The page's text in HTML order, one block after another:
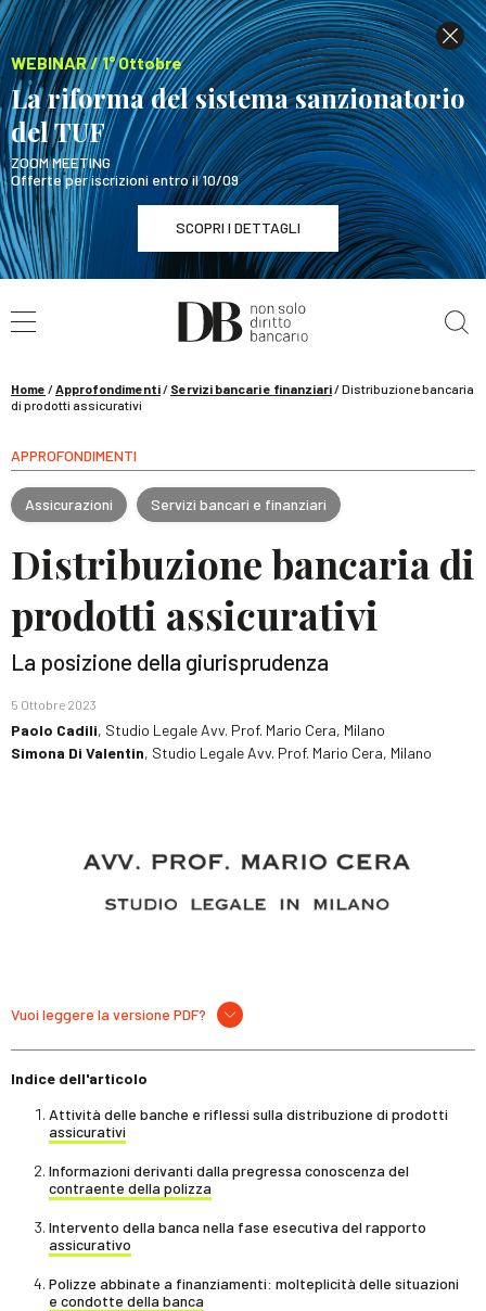
WEBINAR / 1° Ottobre
La riforma del sistema sanzionatorio
del TUF
ZOOM MEETING
Offerte per iscrizioni entro il 10/09
SCOPRI I DETTAGLI
WEBINAR / 1° Ottobre
La riforma del sistema sanzionatorio del TUF
Home /Approfondimenti/ Servizi bancari e finanziari/Distribuzione bancaria
di prodotti assicurativi
APPROFONDIMENTI
Assicurazioni Servizi bancari e finanziari
Distribuzione bancaria di
prodotti assicurativi
La posizione della giurisprudenza
5 Ottobre 2023
Paolo Cadili, Studio Legale Avv. Prof. Mario Cera, Milano
Simona Di Valentin, Studio Legale Avv. Prof. Mario Cera, Milano
Vuoi leggere la versione PDF?
Indice dell'articolo
Attività delle banche e riflessi sulla distribuzione di prodotti
assicurativi
Informazioni derivanti dalla pregressa conoscenza del
contraente della polizza
Intervento della banca nella fase esecutiva del rapporto
assicurativo
Polizze abbinate a finanziamenti: molteplicità delle situazioni
e condotte della banca